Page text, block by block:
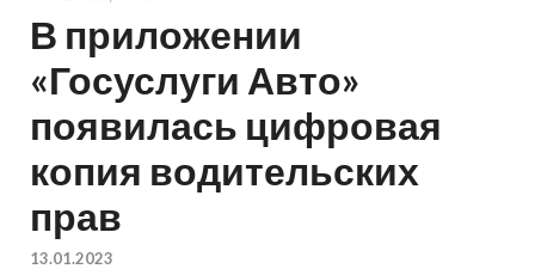
В приложении
«Госуслуги Авто»
появилась цифровая
копия водительских
прав
13.01.2023